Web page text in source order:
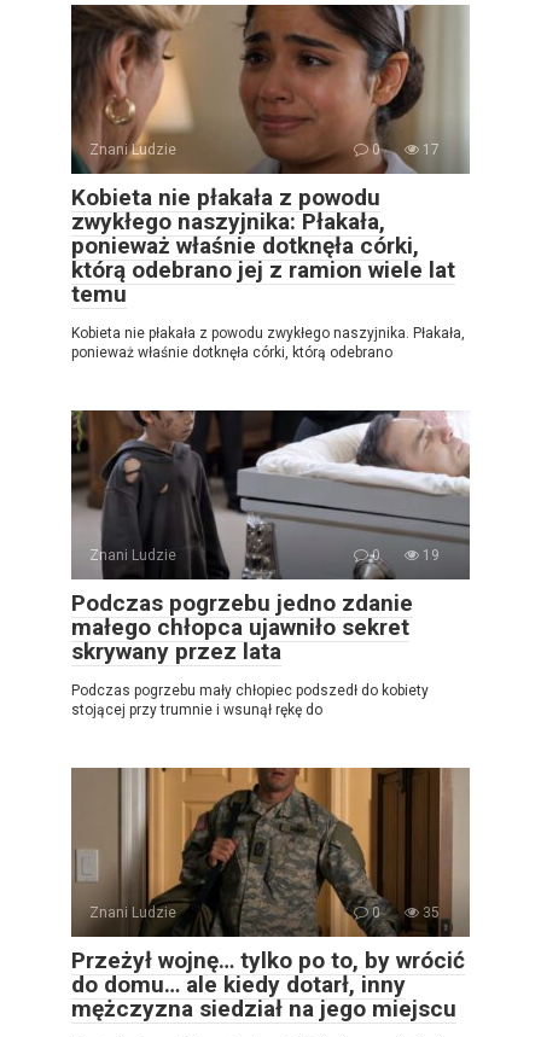
Znani Ludzie 0 17
Kobieta nie płakała z powodu
zwykłego naszyjnika: Płakała,
ponieważ właśnie dotknęła córki,
którą odebrano jej z ramion wiele lat
temu
Kobieta nie płakała z powodu zwykłego naszyjnika. Płakała,
ponieważ właśnie dotknęła córki, którą odebrano
Znani Ludzie 0 19
Podczas pogrzebu jedno zdanie
małego chłopca ujawniło sekret
skrywany przez lata
Podczas pogrzebu mały chłopiec podszedł do kobiety
stojącej przy trumnie i wsunął rękę do
Znani Ludzie 0 35
Przeżył wojnę… tylko po to, by wrócić
do domu… ale kiedy dotarł, inny
mężczyzna siedział na jego miejscu